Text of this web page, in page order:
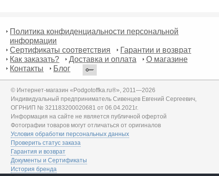
Политика конфиденциальности персональной
информации
Сертификаты соответствия
Гарантии и возврат
Как заказать?
Доставка и оплата
О магазине
Контакты
Блог
© Интернет-магазин «Podgotoffka.ru®», 2011—2026
Индивидуальный предприниматель Сивенцев Евгений Сергеевич,
ОГРНИП № 321183200020681 от 06.04.2021г.
Информация на сайте не является публичной офертой
Фотографии товаров могут отличаться от оригиналов
Условия обработки персональных данных
Проверить статус заказа
Гарантия и возврат
Документы и Сертификаты
История бренда